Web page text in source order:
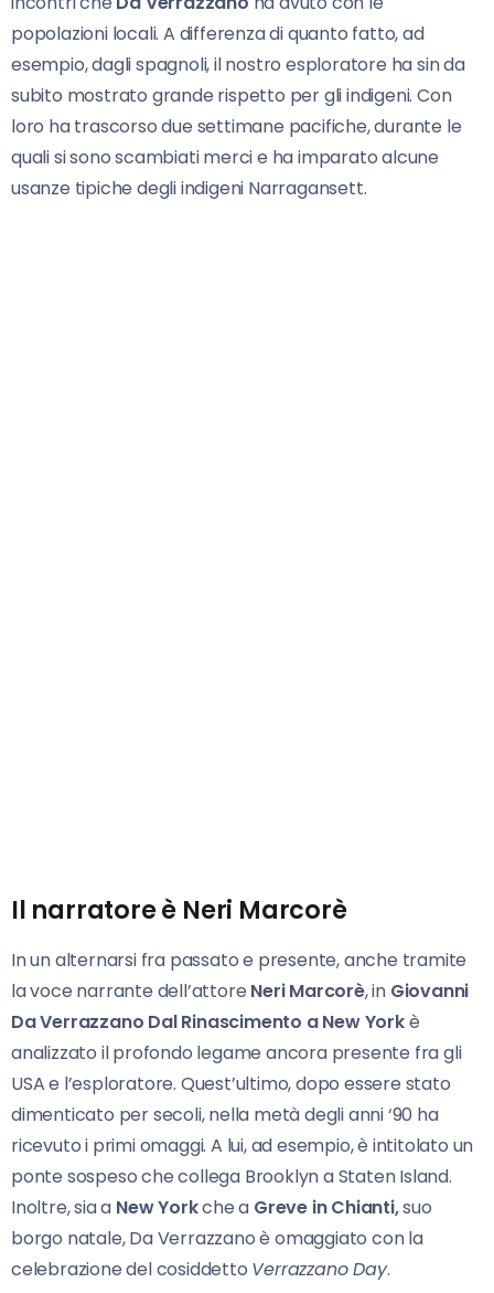
popolazioni locali. A differenza di quanto fatto, ad
esempio, dagli spagnoli, il nostro esploratore ha sin da
subito mostrato grande rispetto per gli indigeni. Con
loro ha trascorso due settimane pacifiche, durante le
quali si sono scambiati merci e ha imparato alcune
usanze tipiche degli indigeni Narragansett.
Il narratore è Neri Marcorè
In un alternarsi fra passato e presente, anche tramite
la voce narrante dell’attore Neri Marcorè, in Giovanni
Da Verrazzano Dal Rinascimento a New Yorkè
analizzato il profondo legame ancora presente fra gli
USA e l’esploratore. Quest’ultimo, dopo essere stato
dimenticato per secoli, nella metà degli anni ‘90 ha
ricevuto i primi omaggi. A lui, ad esempio, è intitolato un
ponte sospeso che collega Brooklyn a Staten Island.
Inoltre, sia a New Yorkche a Greve in Chianti,suo
borgo natale, Da Verrazzano è omaggiato con la
celebrazione del cosiddetto Verrazzano Day.